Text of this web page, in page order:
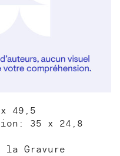
49,5
35 x 24,8
Gravure